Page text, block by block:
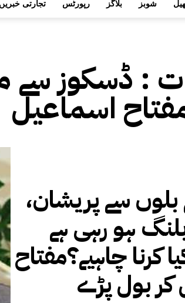
تجارتی خبریں رپورٹس بلاگز شوبز
: ڈسکوز سے
اسماعیل
سے پریشان،
ہو رہی ہے
کرنا چاہیے؟مفتاح
بول پڑے